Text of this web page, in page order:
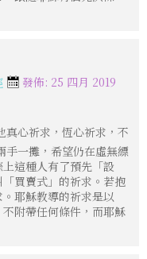
發佈: 25 四月 2019
真心祈求，恆心祈求，不
手一攤，希望仍在虛無縹
這種人有了預先「設
買賣式」的祈求。若抱
耶穌教導的祈求是以
不附帶任何條件，而耶穌